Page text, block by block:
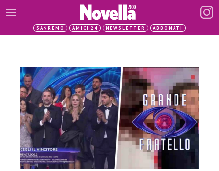
SANREMO AMICI 24 NEWSLETTER ABBONATI